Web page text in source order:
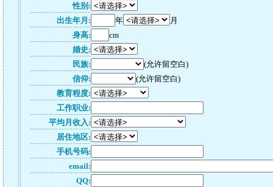
性别:
出生年月:
年
月
身高:
cm
婚史:
民族:
(允许留空白)
信仰:
(允许留空白)
教育程度:
工作职业:
平均月收入:
居住地区:
手机号码:
email:
QQ: